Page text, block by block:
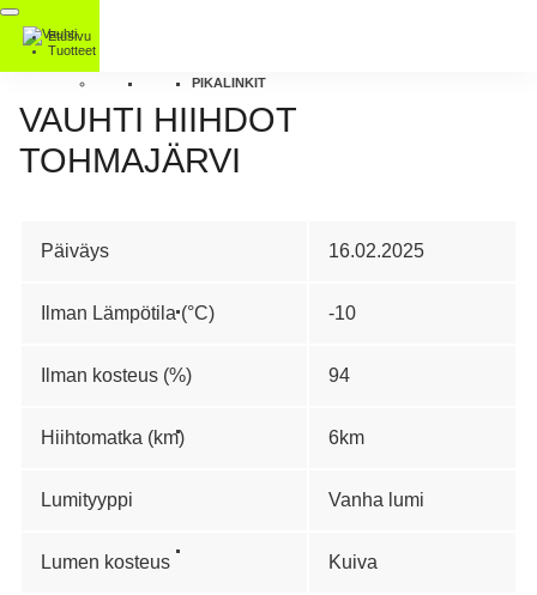
Etusivu
Tuotteet
PIKALINKIT
VAUHTI HIIHDOT
TOHMAJÄRVI
Päiväys 16.02.2025
Ilman Lämpötila (°C) -10
Ilman kosteus (%) 94
Hiihtomatka (km) 6km
Lumityyppi Vanha lumi
Lumen kosteus Kuiva